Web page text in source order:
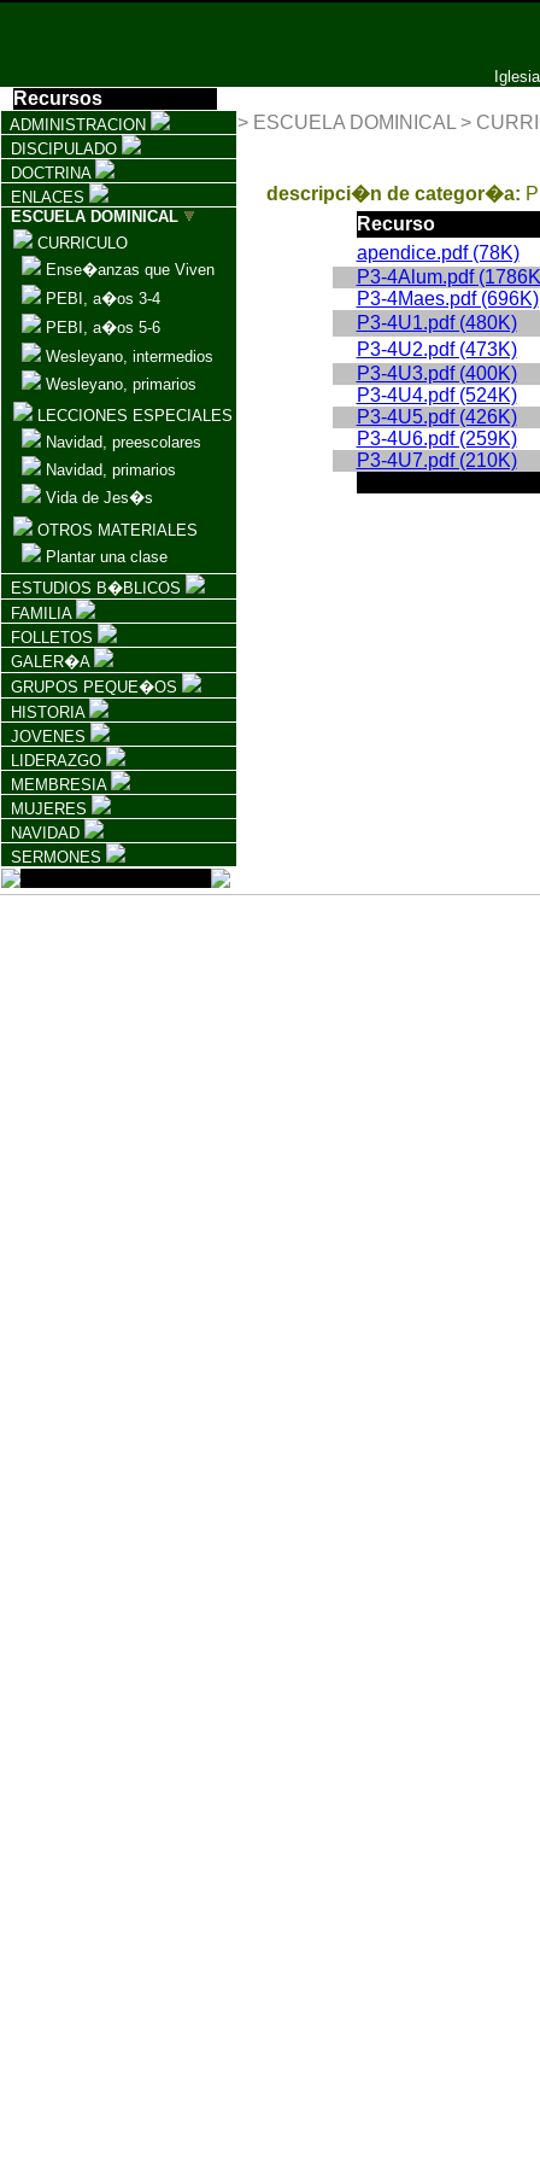
Recursos
ADMINISTRACION
DISCIPULADO
DOCTRINA
ENLACES
ESCUELA DOMINICAL
CURRICULO
Ense�anzas que Viven
PEBI, a�os 3-4
PEBI, a�os 5-6
Wesleyano, intermedios
Wesleyano, primarios
LECCIONES ESPECIALES
Navidad, preescolares
Navidad, primarios
Vida de Jes�s
OTROS MATERIALES
Plantar una clase
ESTUDIOS B�BLICOS
FAMILIA
FOLLETOS
GALER�A
GRUPOS PEQUE�OS
HISTORIA
JOVENES
LIDERAZGO
MEMBRESIA
MUJERES
NAVIDAD
SERMONES
> ESCUELA DOMINICAL >
descripci�n de categor�a:
Recurso
apendice.pdf (78K)
P3-4Alum.pdf
P3-4Maes.pdf (696K)
P3-4U1.pdf (480K)
P3-4U2.pdf (473K)
P3-4U3.pdf (400K)
P3-4U4.pdf (524K)
P3-4U5.pdf (426K)
P3-4U6.pdf (259K)
P3-4U7.pdf (210K)